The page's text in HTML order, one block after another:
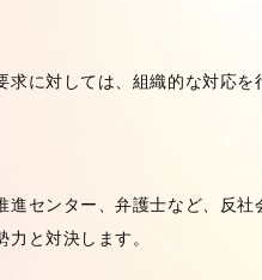
に対しては、組織的な対応を
進センター、弁護士など、反
と対決します。